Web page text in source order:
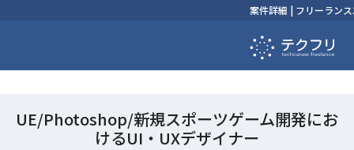
案件詳細 | フリーラン
UE/Photoshop/新規スポーツゲーム開発にお
けるUI・UXデザイナー